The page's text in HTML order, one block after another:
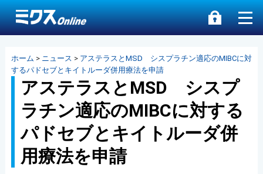
ホーム > ニュース > アステラスとMSD シスプラチン適応のMIBCに対
するパドセブとキイトルーダ併用療法を申請
アステラスとMSD シスプ
ラチン適応のMIBCに対する
パドセブとキイトルーダ併
用療法を申請